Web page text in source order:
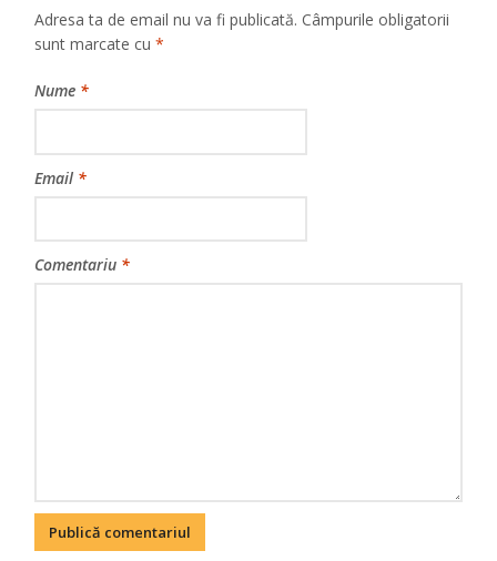
Adresa ta de email nu va fi publicată. Câmpurile obligatorii
sunt marcate cu*
Nume *
Email *
Comentariu *